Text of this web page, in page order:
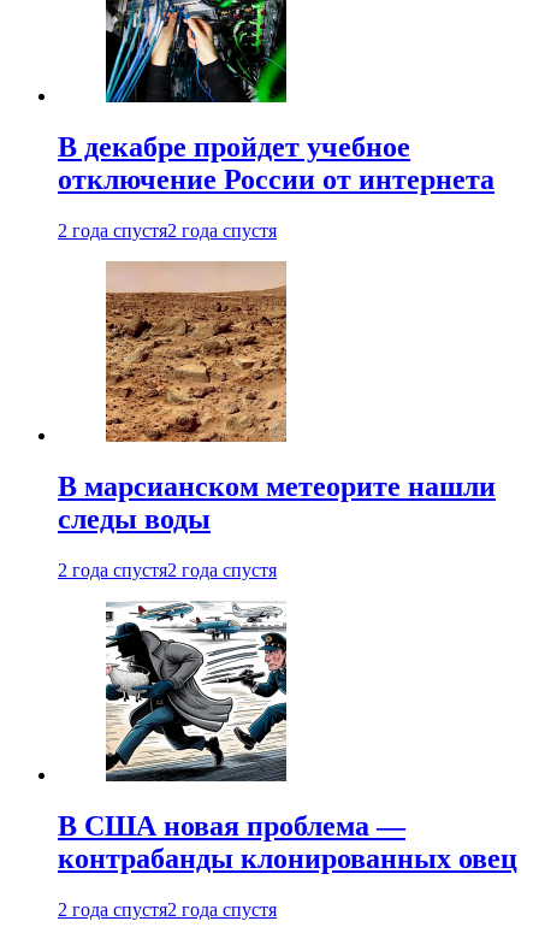
В декабре пройдет учебное
отключение России от интернета
2 года спустя2 года спустя
В марсианском метеорите нашли
следы воды
2 года спустя2 года спустя
В США новая проблема —
контрабанды клонированных овец
2 года спустя2 года спустя